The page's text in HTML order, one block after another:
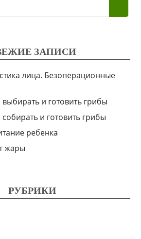
ЗАПИСИ
лица. Безоперационные
и готовить грибы
и готовить грибы
ребенка
жары
РУБРИКИ